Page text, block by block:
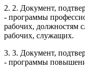
2. 2. Документ,
- программы
рабочих, должностям
рабочих, служащих.
3. 3. Документ,
- программы